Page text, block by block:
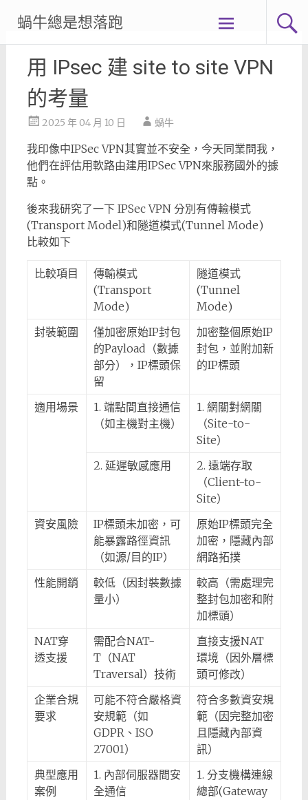
content
蝸牛總是想落跑
用 IPsec 建 site to site VPN
的考量
2025 年 04 月 10 日 蝸牛
我印像中IPSec VPN其實並不安全，今天同業問我，
他們在評估用軟路由建用IPSec VPN來服務國外的據
點。
後來我研究了一下 IPSec VPN 分別有傳輸模式
(Transport Model)和隧道模式(Tunnel Mode)
比較如下
比較項目
傳輸模式
(Transport
Mode)
隧道模式
(Tunnel
Mode)
封裝範圍
僅加密原始IP封包
的Payload（數據
部分），IP標頭保
留
加密整個原始IP
封包，並附加新
的IP標頭
適用場景
1. 端點間直接通信
（如主機對主機）
1. 網關對網關
（Site-to-
Site）
2. 延遲敏感應用
2. 遠端存取
（Client-to-
Site）
資安風險
IP標頭未加密，可
能暴露路徑資訊
（如源/目的IP）
原始IP標頭完全
加密，隱藏內部
網路拓撲
性能開銷
較低（因封裝數據
量小）
較高（需處理完
整封包加密和附
加標頭）
NAT穿
透支援
需配合NAT-
T（NAT
Traversal）技術
直接支援NAT
環境（因外層標
頭可修改）
企業合規
要求
可能不符合嚴格資
安規範（如
GDPR、ISO
27001）
符合多數資安規
範（因完整加密
且隱藏內部資
訊）
典型應用
案例
1. 內部伺服器間安
全通信
1. 分支機構連線
總部(Gateway